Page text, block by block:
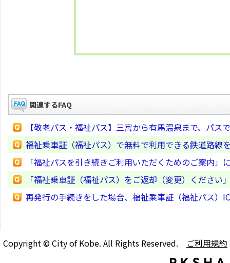
関連するFAQ
【敬老パス・福祉パス】三宮から有馬温泉まで、パス
福祉乗車証（福祉パス）で無料で利用できる鉄道路線
「福祉パスを引き続きご利用いただくためのご案内」
「福祉乗車証（福祉パス）をご返却（変更）ください
再発行の手続きをした場合、福祉乗車証（福祉パス）
Copyright © City of Kobe. All Rights Reserved. ご利用規約